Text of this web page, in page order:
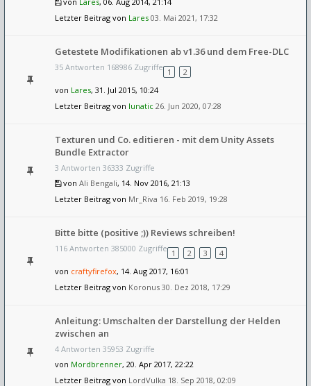
Letzter Beitrag von Lares 03. Mai 2021, 17:32
Getestete Modifikationen ab v1.36 und dem Free-DLC
35 Antworten 168986 Zugriffe 1
2
von Lares, 31. Jul 2015, 10:24
Letzter Beitrag von lunatic 26. Jun 2020, 07:28
Texturen und Co. editieren - mit dem Unity Assets
Bundle Extractor
3 Antworten 36333 Zugriffe
von Ali Bengali, 14. Nov 2016, 21:13
Letzter Beitrag von Mr_Riva 16. Feb 2019, 19:28
Bitte bitte (positive ;)) Reviews schreiben!
116 Antworten 385000 Zugriffe 1 2 3
4
von craftyfirefox, 14. Aug 2017, 16:01
Letzter Beitrag von Koronus 30. Dez 2018, 17:29
Anleitung: Umschalten der Darstellung der Helden
zwischen an
4 Antworten 35953 Zugriffe
von Mordbrenner, 20. Apr 2017, 22:22
Letzter Beitrag von LordVulka 18. Sep 2018, 02:09